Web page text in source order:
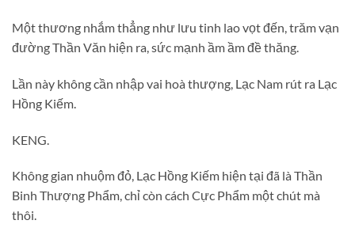
Một thương nhắm thẳng như lưu tinh lao vọt đến, trăm vạn
đường Thần Văn hiện ra, sức mạnh ầm ầm đề thăng.
Lần này không cần nhập vai hoà thượng, Lạc Nam rút ra Lạc
Hồng Kiếm.
KENG.
Không gian nhuộm đỏ, Lạc Hồng Kiếm hiện tại đã là Thần
Binh Thượng Phẩm, chỉ còn cách Cực Phẩm một chút mà
thôi.